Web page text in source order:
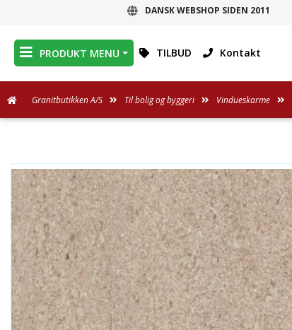
DANSK WEBSHOP
DANSK WEBSHOP SIDEN 2011
PRODUKT MENU TILBUD Kontakt
Granitbutikken A/S Til bolig og byggeri Vindueskarme